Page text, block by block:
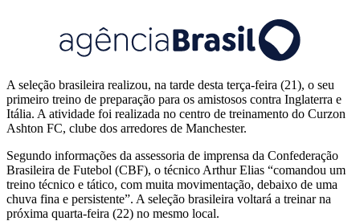
A seleção brasileira realizou, na tarde desta terça-feira (21), o seu
primeiro treino de preparação para os amistosos contra Inglaterra e
Itália. A atividade foi realizada no centro de treinamento do Curzon
Ashton FC, clube dos arredores de Manchester.
Segundo informações da assessoria de imprensa da Confederação
Brasileira de Futebol (CBF), o técnico Arthur Elias “comandou um
treino técnico e tático, com muita movimentação, debaixo de uma
chuva fina e persistente”. A seleção brasileira voltará a treinar na
próxima quarta-feira (22) no mesmo local.